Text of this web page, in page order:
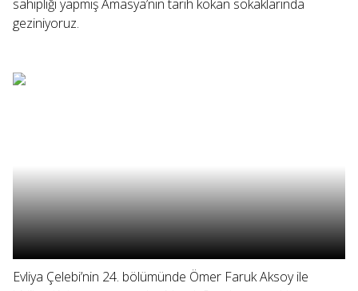
sahipliği yapmış Amasya’nın tarih kokan sokaklarında
geziniyoruz.
Evliya Çelebi’nin 24. bölümünde Ömer Faruk Aksoy ile